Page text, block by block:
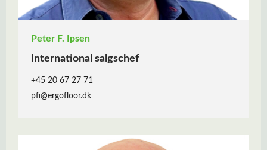
Peter F. Ipsen
International salgschef
+45 20 67 27 71
pfi@ergofloor.dk